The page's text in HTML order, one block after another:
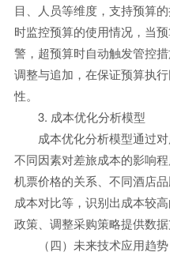
目、人员等维度，支持预算
时监控预算的使用情况，当
警，超预算时自动触发管控
调整与追加，在保证预算执
性。
3. 成本优化分析模型
成本优化分析模型通过
不同因素对差旅成本的影响
机票价格的关系、不同酒店
成本对比等，识别出成本较
政策、调整采购策略提供数据
（四）未来技术应用趋势